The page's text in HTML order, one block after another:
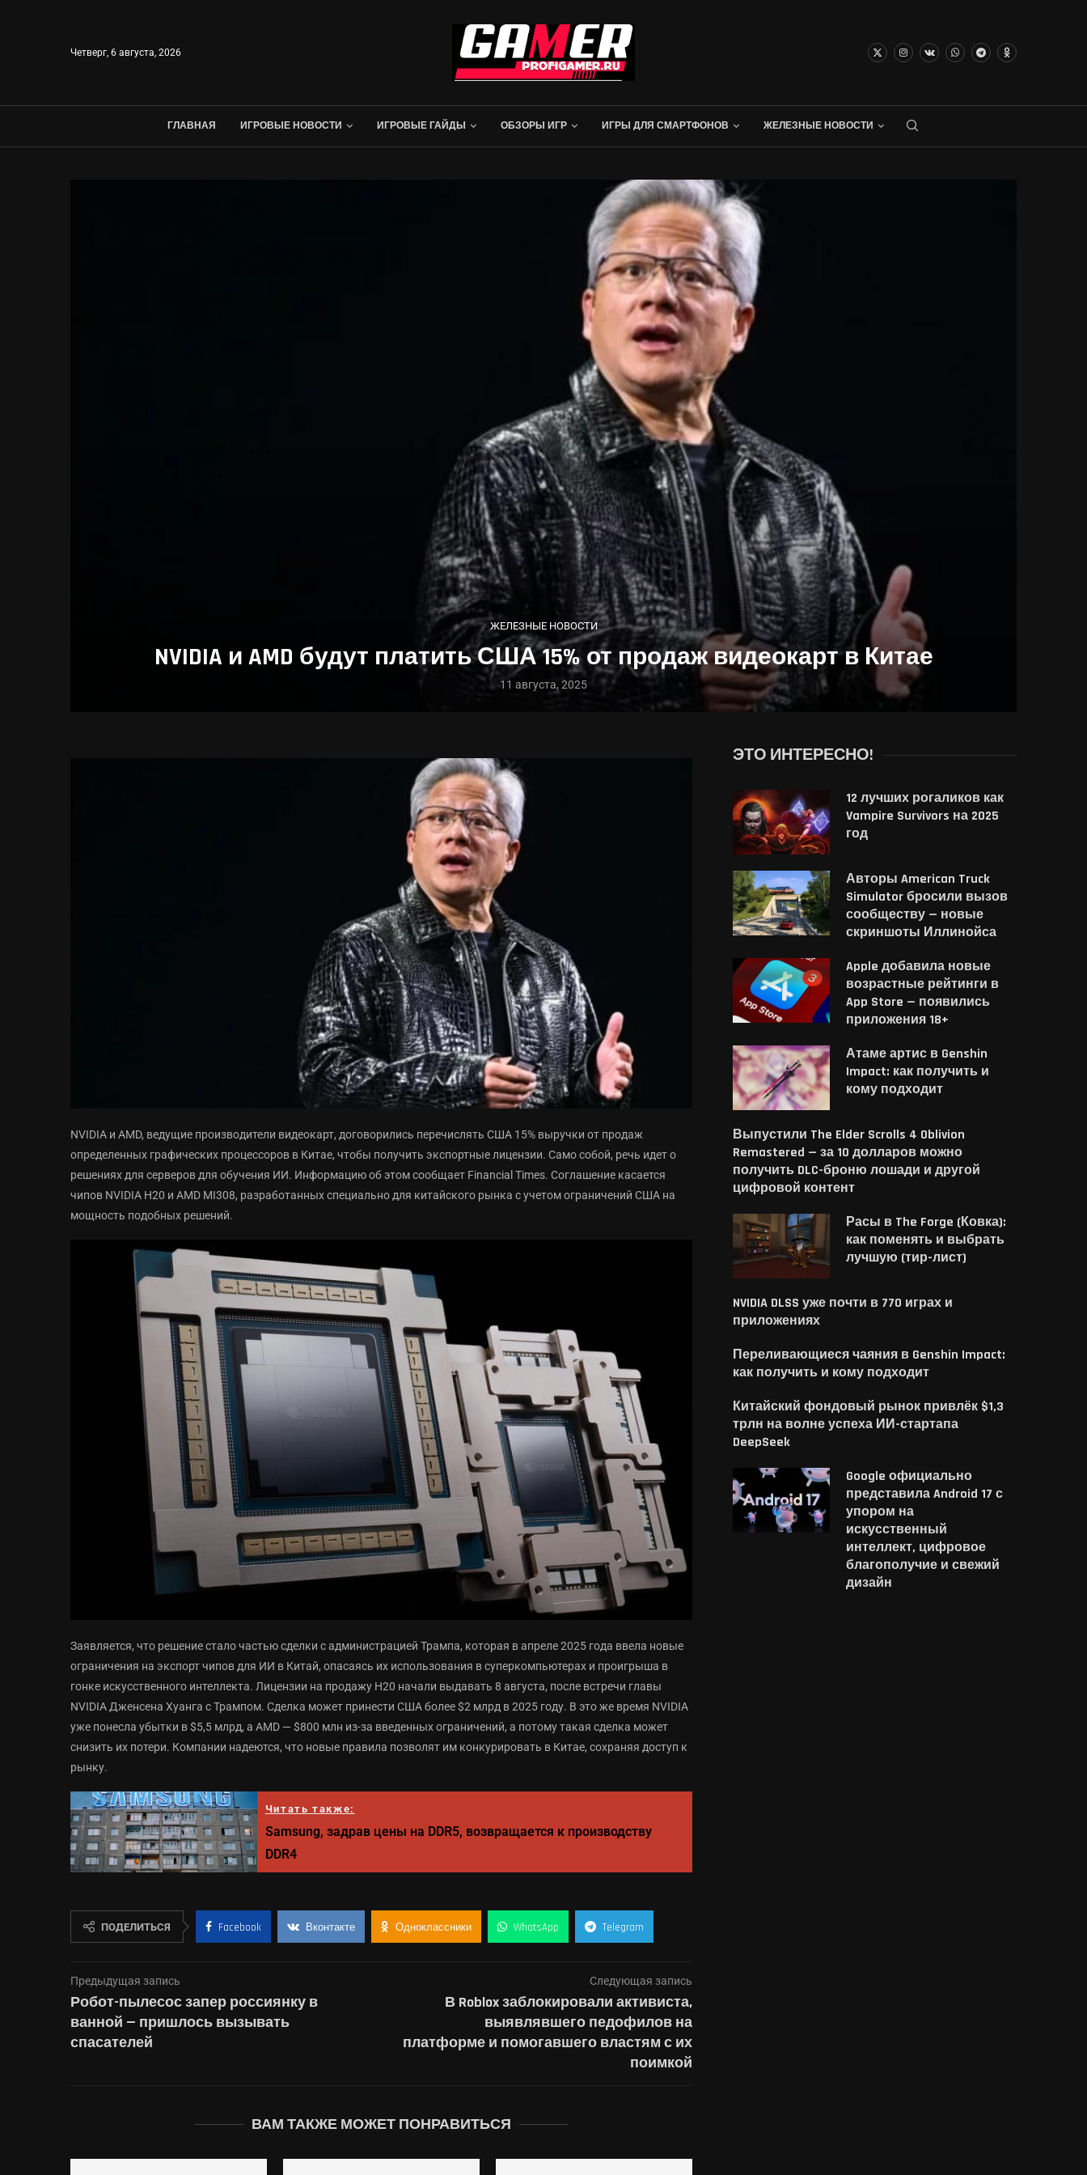
Четверг, 6 августа, 2026
ГЛАВНАЯ ИГРОВЫЕ НОВОСТИ ИГРОВЫЕ ГАЙДЫ ОБЗОРЫ ИГР ИГРЫ ДЛЯ СМАРТФОНОВ ЖЕЛЕЗНЫЕ НОВОСТИ
ЖЕЛЕЗНЫЕ НОВОСТИ
NVIDIA и AMD будут платить США 15% от продаж видеокарт в Китае
11 августа, 2025
NVIDIA и AMD, ведущие производители видеокарт, договорились перечислять США 15% выручки от продаж
определенных графических процессоров в Китае, чтобы получить экспортные лицензии. Само собой, речь идет о
решениях для серверов для обучения ИИ. Информацию об этом сообщает Financial Times. Соглашение касается
чипов NVIDIA H20 и AMD MI308, разработанных специально для китайского рынка с учетом ограничений США на
мощность подобных решений.
Заявляется, что решение стало частью сделки с администрацией Трампа, которая в апреле 2025 года ввела новые
ограничения на экспорт чипов для ИИ в Китай, опасаясь их использования в суперкомпьютерах и проигрыша в
гонке искусственного интеллекта. Лицензии на продажу H20 начали выдавать 8 августа, после встречи главы
NVIDIA Дженсена Хуанга с Трампом. Сделка может принести США более $2 млрд в 2025 году. В это же время NVIDIA
уже понесла убытки в $5,5 млрд, а AMD — $800 млн из-за введенных ограничений, а потому такая сделка может
снизить их потери. Компании надеются, что новые правила позволят им конкурировать в Китае, сохраняя доступ к
рынку.
Читать также:
Samsung, задрав цены на DDR5, возвращается к производству
DDR4
ПОДЕЛИТЬСЯ Facebook Вконтакте Одноклассники WhatsApp Telegram
Предыдущая запись
Робот-пылесос запер россиянку в
ванной — пришлось вызывать
спасателей
Следующая запись
В Roblox заблокировали активиста,
выявлявшего педофилов на
платформе и помогавшего властям с их
поимкой
ВАМ ТАКЖЕ МОЖЕТ ПОНРАВИТЬСЯ
ЭТО ИНТЕРЕСНО!
12 лучших рогаликов как
Vampire Survivors на 2025
год
Авторы American Truck
Simulator бросили вызов
сообществу — новые
скриншоты Иллинойса
Apple добавила новые
возрастные рейтинги в
App Store — появились
приложения 18+
Атаме артис в Genshin
Impact: как получить и
кому подходит
Выпустили The Elder Scrolls 4 Oblivion
Remastered — за 10 долларов можно
получить DLC-броню лошади и другой
цифровой контент
Расы в The Forge (Ковка):
как поменять и выбрать
лучшую (тир-лист)
NVIDIA DLSS уже почти в 770 играх и
приложениях
Переливающиеся чаяния в Genshin Impact:
как получить и кому подходит
Китайский фондовый рынок привлёк $1,3
трлн на волне успеха ИИ-стартапа
DeepSeek
Google официально
представила Android 17 с
упором на
искусственный
интеллект, цифровое
благополучие и свежий
дизайн